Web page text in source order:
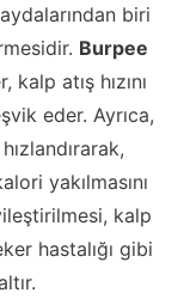
biri
Burpee
atış hızını
eder. Ayrıca,
yakılmasını
kalp
hastalığı gibi